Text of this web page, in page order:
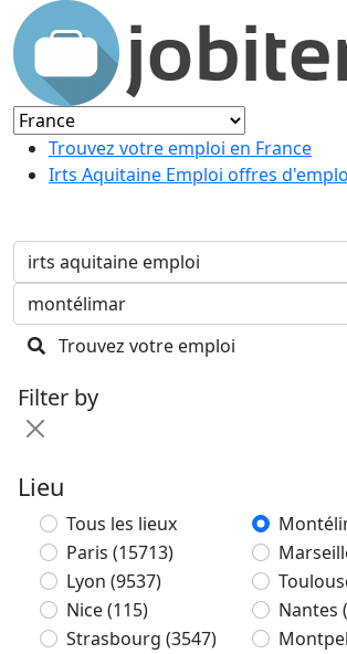
Trouvez votre emploi en France
Irts Aquitaine Emploi offres
Trouvez votre emploi
Filter by
Lieu
Tous les lieux
Paris (15713)
Lyon (9537)
Nice(115) Nantes
Strasbourg (3547)